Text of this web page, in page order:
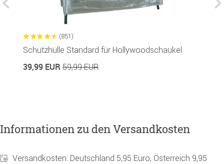
(851)
Schutzhülle Standard für Hollywoodschaukel
39,99 EUR 59,99 EUR
Informationen zu den Versandkosten
Versandkosten: Deutschland 5,95 Euro, Österreich 9,95